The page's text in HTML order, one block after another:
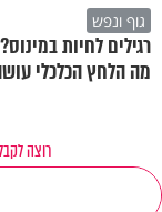
גוף ונפש
רגילים לחיות
מה הלחץ הכלכלי
רוצה